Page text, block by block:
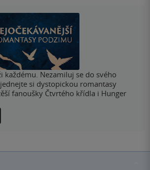
každému. Nezamiluj se do svého
si dystopickou romantasy
fanoušky Čtvrtého křídla i Hunger